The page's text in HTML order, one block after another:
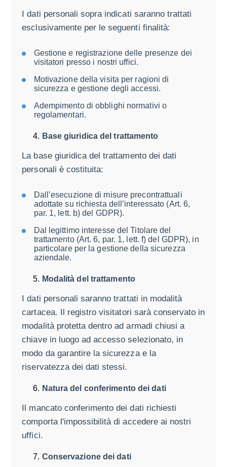
I dati personali sopra indicati saranno trattati
esclusivamente per le seguenti finalità:
Gestione e registrazione delle presenze dei
visitatori presso i nostri uffici.
Motivazione della visita per ragioni di
sicurezza e gestione degli accessi.
Adempimento di obblighi normativi o
regolamentari.
Base giuridica del trattamento
La base giuridica del trattamento dei dati
personali è costituita:
Dall’esecuzione di misure precontrattuali
adottate su richiesta dell’interessato (Art. 6,
par. 1, lett. b) del GDPR).
Dal legittimo interesse del Titolare del
trattamento (Art. 6, par. 1, lett. f) del GDPR), in
particolare per la gestione della sicurezza
aziendale.
Modalità del trattamento
I dati personali saranno trattati in modalità
cartacea. Il registro visitatori sarà conservato in
modalità protetta dentro ad armadi chiusi a
chiave in luogo ad accesso selezionato, in
modo da garantire la sicurezza e la
riservatezza dei dati stessi.
Natura del conferimento dei dati
Il mancato conferimento dei dati richiesti
comporta l'impossibilità di accedere ai nostri
uffici.
Conservazione dei dati